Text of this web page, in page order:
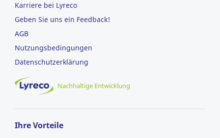
Karriere bei Lyreco
Geben Sie uns ein Feedback!
AGB
Nutzungsbedingungen
Datenschutzerklärung
Nachhaltige Entwicklung
Ihre Vorteile